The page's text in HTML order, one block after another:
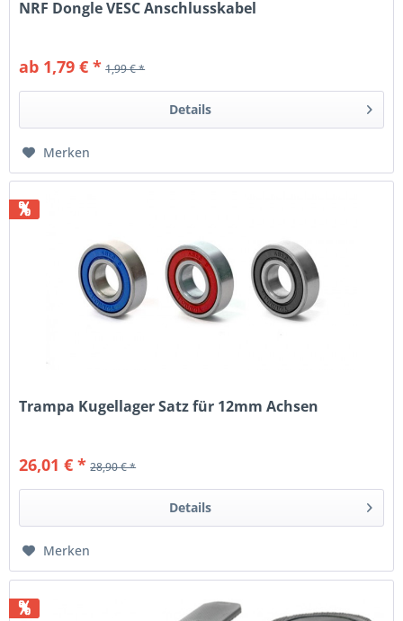
NRF Dongle VESC Anschlusskabel
ab 1,79 € * 1,99 € *
Details
Merken
%
Trampa Kugellager Satz für 12mm Achsen
26,01 € * 28,90 € *
Details
Merken
%